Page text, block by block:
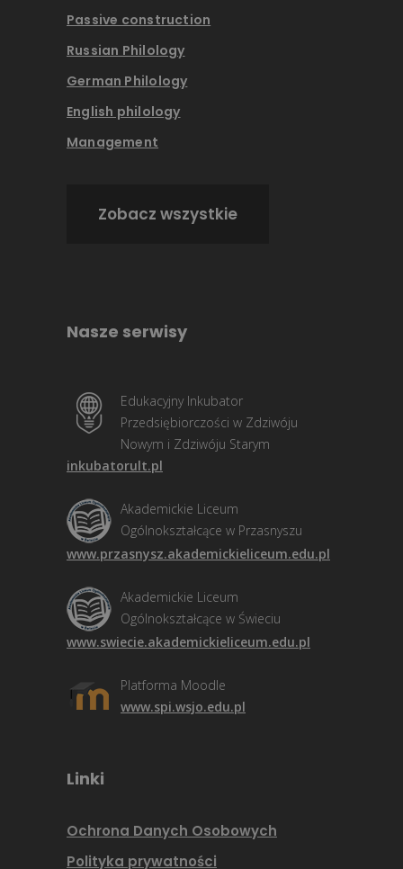
Passive construction
Russian Philology
German Philology
English philology
Management
Zobacz wszystkie
Nasze serwisy
Edukacyjny Inkubator
Przedsiębiorczości w Zdziwóju
Nowym i Zdziwóju Starym
inkubatorult.pl
Akademickie Liceum
Ogólnokształcące w Przasnyszu
www.przasnysz.akademickieliceum.edu.pl
Akademickie Liceum
Ogólnokształcące w Świeciu
www.swiecie.akademickieliceum.edu.pl
Platforma Moodle
www.spi.wsjo.edu.pl
Linki
Ochrona Danych Osobowych
Polityka prywatności